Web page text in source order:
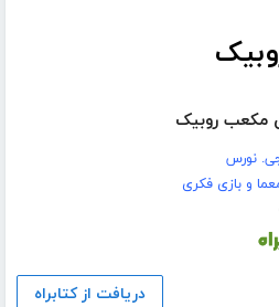
مکعب روبیک
نورس
و بازی فکری
دریافت از کتابراه